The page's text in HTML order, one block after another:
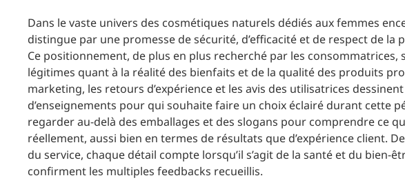
Dans le vaste univers des cosmétiques naturels dédiés aux femmes
distingue par une promesse de sécurité, d’efficacité et de respect de la
Ce positionnement, de plus en plus recherché par les
légitimes quant à la réalité des bienfaits et de la qualité des produits
marketing, les retours d’expérience et les avis des utilisatrices
d’enseignements pour qui souhaite faire un choix éclairé durant cette
regarder au-delà des emballages et des slogans pour comprendre ce
réellement, aussi bien en termes de résultats que d’expérience client.
du service, chaque détail compte lorsqu’il s’agit de la santé et du bien-
confirment les multiples feedbacks recueillis.